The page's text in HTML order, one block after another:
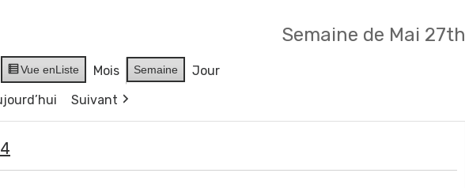
Semaine de Mai 27th
Vue enListe Mois Semaine
Jour
Suivant